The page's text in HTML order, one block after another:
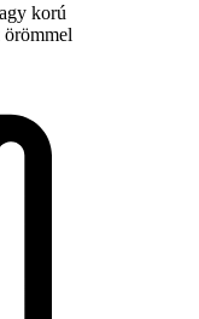
korú